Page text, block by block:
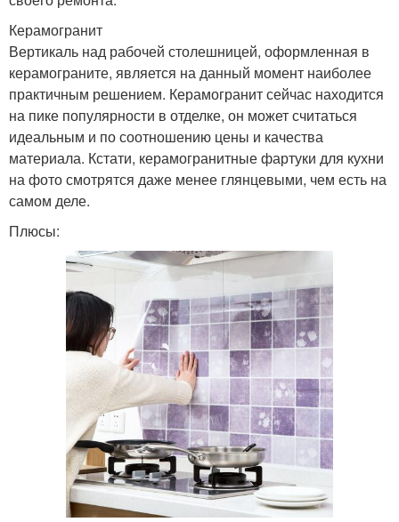
Керамогранит
Вертикаль над рабочей столешницей, оформленная в
керамограните, является на данный момент наиболее
практичным решением. Керамогранит сейчас находится
на пике популярности в отделке, он может считаться
идеальным и по соотношению цены и качества
материала. Кстати, керамогранитные фартуки для кухни
на фото смотрятся даже менее глянцевыми, чем есть на
самом деле.
Плюсы: